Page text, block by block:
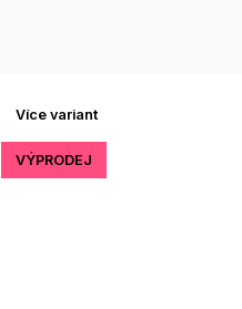
Více variant
VÝPRODEJ